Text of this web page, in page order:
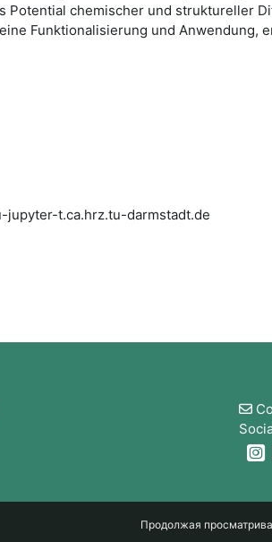
Продолжая
Potential chemischer und struktureller
Funktionalisierung und Anwendung,
jupyter-t.ca.hrz.tu-darmstadt.de